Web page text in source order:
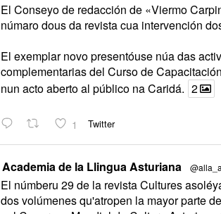
El Conseyo de redacción de «Viermo
númaro dous da revista cua intervención
El exemplar novo presentóuse núa das
complementarias del Curso de
nun acto aberto al público na Caridá. 2
1 Twitter
Academia de la Llingua Asturiana
El númberu 29 de la revista Cultures
dos volúmenes qu'atropen la mayor parte